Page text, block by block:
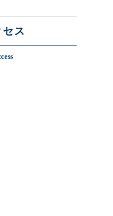
セス